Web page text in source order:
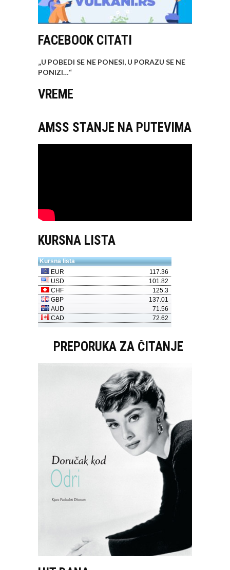
FACEBOOK CITATI
„U POBEDI SE NE PONESI, U PORAZU SE NE
PONIZI…“
VREME
AMSS STANJE NA PUTEVIMA
KURSNA LISTA
PREPORUKA ZA ČITANJE